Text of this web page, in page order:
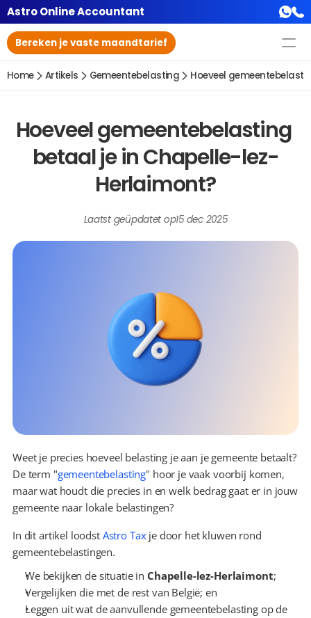
Astro Online Accountant
Bereken je vaste maandtarief
Home Artikels Gemeentebelasting Hoeveel
Hoeveel gemeentebelasting
betaal je in Chapelle-lez-
Herlaimont?
Laatst geüpdatet op15 dec 2025
Weet je precies hoeveel belasting je aan je gemeente betaalt?
De term "gemeentebelasting" hoor je vaak voorbij komen,
maar wat houdt die precies in en welk bedrag gaat er in jouw
gemeente naar lokale belastingen?
In dit artikel loodst Astro Tax je door het kluwen rond
gemeentebelastingen.
We bekijken de situatie in Chapelle-lez-Herlaimont;
Vergelijken die met de rest van België; en
Leggen uit wat de aanvullende gemeentebelasting op de